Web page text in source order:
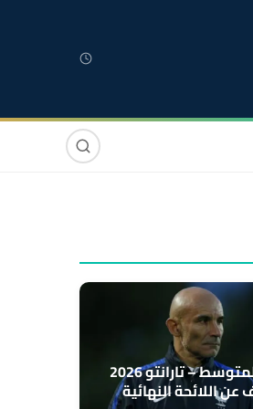
صوت وصورة
ألعاب البحر الأبيض المتوسط – تارانتو 2026
اللائحة النهائية